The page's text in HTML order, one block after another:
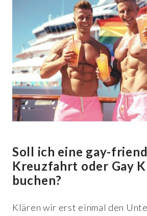
Soll ich eine gay-
Kreuzfahrt oder Gay
buchen?
Klären wir erst einmal den